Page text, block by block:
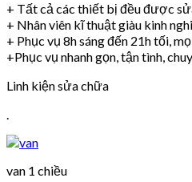
+ Tất cả các thiết bị đều được
+ Nhân viên kĩ thuật giàu kinh
+ Phục vụ 8h sáng đến 21h tối,
+Phục vụ nhanh gọn, tận tình,
Linh kiện sửa chữa
.
van 1 chiều